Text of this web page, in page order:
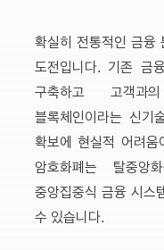
확실히 전통적인 금융
도전입니다. 기존 금
구축하고 고객과
블록체인이라는 신
확보에 현실적 어려
암호화폐는 탈중앙
중앙집중식 금융 시스
수 있습니다.